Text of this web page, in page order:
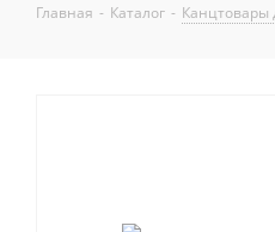
Главная - Каталог - Канцтовары